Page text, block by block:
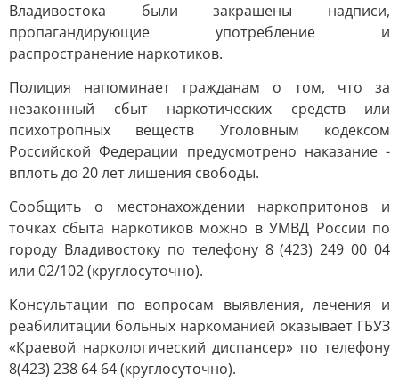
Владивостока были закрашены надписи,
пропагандирующие употребление и
распространение наркотиков.
Полиция напоминает гражданам о том, что за
незаконный сбыт наркотических средств или
психотропных веществ Уголовным кодексом
Российской Федерации предусмотрено наказание -
вплоть до 20 лет лишения свободы.
Сообщить о местонахождении наркопритонов и
точках сбыта наркотиков можно в УМВД России по
городу Владивостоку по телефону 8 (423) 249 00 04
или 02/102 (круглосуточно).
Консультации по вопросам выявления, лечения и
реабилитации больных наркоманией оказывает ГБУЗ
«Краевой наркологический диспансер» по телефону
8(423) 238 64 64 (круглосуточно).